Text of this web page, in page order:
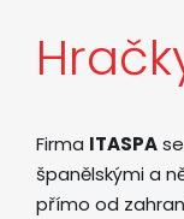
Firma ITASPA
španělskými a
přímo od